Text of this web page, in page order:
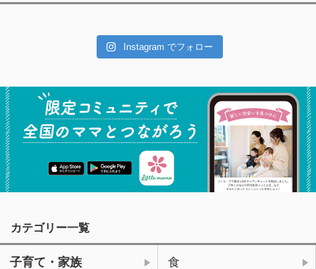
Instagram でフォロー
カテゴリー一覧
子育て・家族 食